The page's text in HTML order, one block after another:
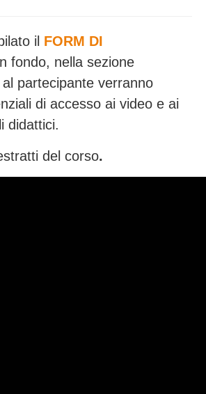
il FORM DI
fondo, nella sezione
partecipante verranno
di accesso ai video e ai
didattici.
del corso.